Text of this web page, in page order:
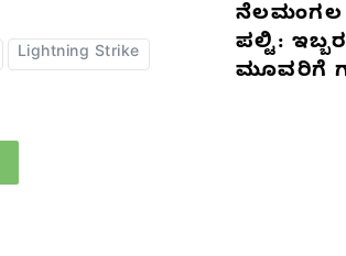
Lightning Strike
ನೆಲಮಂಗಲ
ಪಲ್ಟಿ:
ಮೂವರಿಗೆ